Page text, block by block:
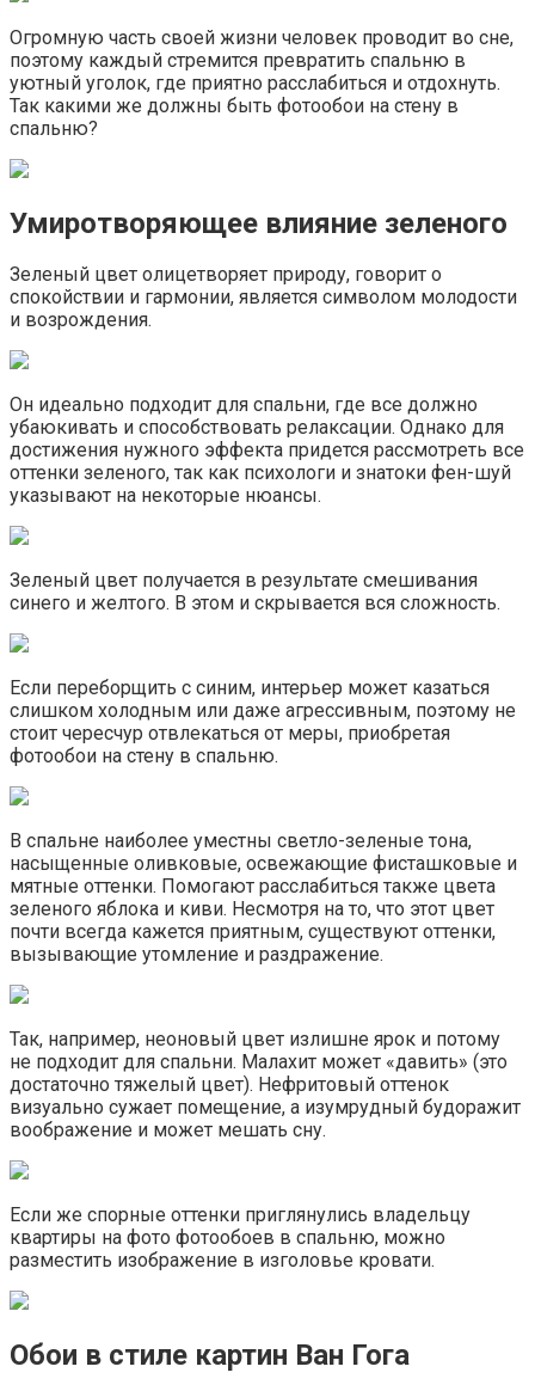
Огромную часть своей жизни человек проводит во сне,
поэтому каждый стремится превратить спальню в
уютный уголок, где приятно расслабиться и отдохнуть.
Так какими же должны быть фотообои на стену в
спальню?
Умиротворяющее влияние зеленого
Зеленый цвет олицетворяет природу, говорит о
спокойствии и гармонии, является символом молодости
и возрождения.
Он идеально подходит для спальни, где все должно
убаюкивать и способствовать релаксации. Однако для
достижения нужного эффекта придется рассмотреть все
оттенки зеленого, так как психологи и знатоки фен-шуй
указывают на некоторые нюансы.
Зеленый цвет получается в результате смешивания
синего и желтого. В этом и скрывается вся сложность.
Если переборщить с синим, интерьер может казаться
слишком холодным или даже агрессивным, поэтому не
стоит чересчур отвлекаться от меры, приобретая
фотообои на стену в спальню.
В спальне наиболее уместны светло-зеленые тона,
насыщенные оливковые, освежающие фисташковые и
мятные оттенки. Помогают расслабиться также цвета
зеленого яблока и киви. Несмотря на то, что этот цвет
почти всегда кажется приятным, существуют оттенки,
вызывающие утомление и раздражение.
Так, например, неоновый цвет излишне ярок и потому
не подходит для спальни. Малахит может «давить» (это
достаточно тяжелый цвет). Нефритовый оттенок
визуально сужает помещение, а изумрудный будоражит
воображение и может мешать сну.
Если же спорные оттенки приглянулись владельцу
квартиры на фото фотообоев в спальню, можно
разместить изображение в изголовье кровати.
Обои в стиле картин Ван Гога